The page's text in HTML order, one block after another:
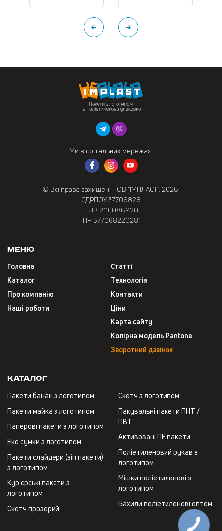
Ми в соціальних мережах:
© Всі права захищені. ТОВ “ІМПЛАСТ”, 2026.
ЄДРПОУ 37706828
ПДВ 200086920
ІПН 377068220281
Меню
Головна
Каталог
Про компанію
Наші роботи
Статті
Технологія
Контакти
Ціни
Карта сайту
Колірна модель Pantone
Зворотний дзвінок
Каталог
Пакети банан з логотипом
Пакети майка з логотипом
Паперові пакети з логотипом
Еко сумки з логотипом
Пакети слайдери (зіп пакети)
з логотипом
Кур'єрські пакети з
логотипом
Скотч прозорий
Скотч з логотипом
Пакувальні пакети ПНТ /
ПВТ
Активовані ПЕ пакети
Поліетиленовий рукав з
логотипом
Мішки поліетиленові з
логотипом
Бахили поліетиленові оптом